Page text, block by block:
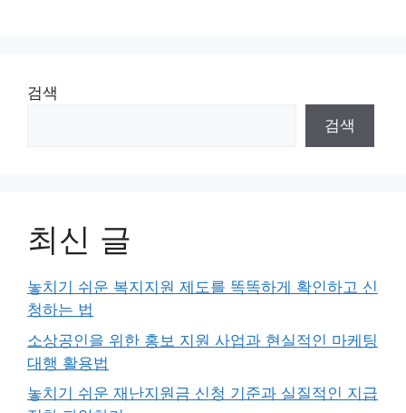
검색
검색
최신 글
놓치기 쉬운 복지지원 제도를 똑똑하게 확인하고 신
청하는 법
소상공인을 위한 홍보 지원 사업과 현실적인 마케팅
대행 활용법
놓치기 쉬운 재난지원금 신청 기준과 실질적인 지급